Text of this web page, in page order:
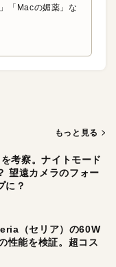
「Macの媚薬」な
もっと見る
考察。ナイトモード
望遠カメラのフォー
に？
（セリア）の60W
性能を検証。超コス